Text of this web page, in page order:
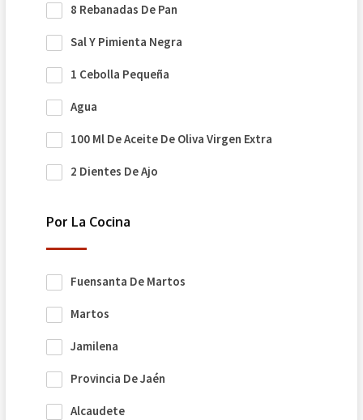
8 Rebanadas De Pan
Sal Y Pimienta Negra
1 Cebolla Pequeña
Agua
100 Ml De Aceite De Oliva Virgen Extra
2 Dientes De Ajo
Por La Cocina
Fuensanta De Martos
Martos
Jamilena
Provincia De Jaén
Alcaudete